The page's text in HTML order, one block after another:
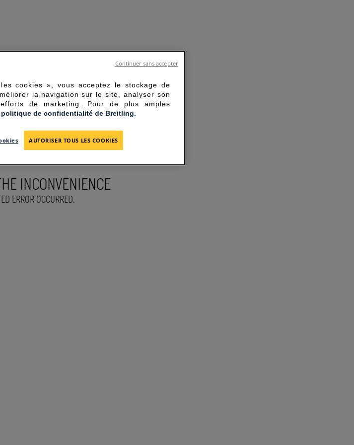
INCONVENIENCE
ERROR OCCURRED.
cookies », vous acceptez le stockage de
la navigation sur le site, analyser son
de marketing. Pour de plus amples
politique de confidentialité de Breitling.
AUTORISER TOUS LES COOKIES
Continuer sans accepter